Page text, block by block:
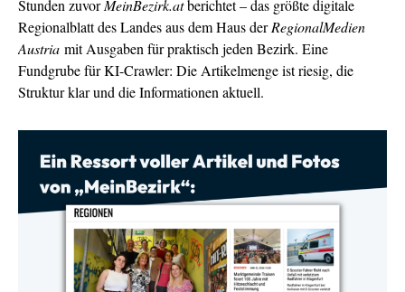
Stunden zuvorMeinBezirk.atberichtet – das größte digitale
Regionalblatt des Landes aus dem Haus derRegionalMedien
Austria mit Ausgaben für praktisch jeden Bezirk. Eine
Fundgrube für KI-Crawler: Die Artikelmenge ist riesig, die
Struktur klar und die Informationen aktuell.